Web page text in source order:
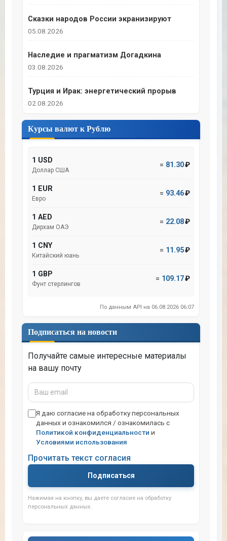
Сказки народов России экранизируют
05.08.2026
Наследие и прагматизм Догадкина
03.08.2026
Турция и Ирак: энергетический прорыв
02.08.2026
Курсы валют к Рублю
1 USD
Доллар США
= 81.30₽
1 EUR
Евро
= 93.46₽
1 AED
Дирхам ОАЭ
= 22.08₽
1 CNY
Китайский юань
= 11.95₽
1 GBP
Фунт стерлингов
= 109.17₽
По данным API на 06.08.2026 06:07
Подписаться на новости
Получайте самые интересные материалы
на вашу почту
Ваш
email
Я даю согласие на обработку персональных
данных и ознакомился / ознакомилась с
Политикой конфиденциальности и
Условиями использования
Прочитать текст согласия
Подписаться
Нажимая на кнопку, вы даете согласие на обработку
персональных данных.